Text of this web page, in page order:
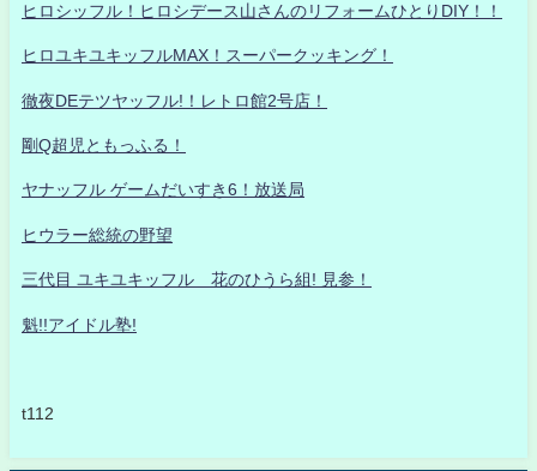
ヒロシッフル！ヒロシデース山さんのリフォームひとりDIY！！
ヒロユキユキッフルMAX！スーパークッキング！
徹夜DEテツヤッフル!！レトロ館2号店！
剛Q超児ともっふる！
ヤナッフル ゲームだいすき6！放送局
ヒウラー総統の野望
三代目 ユキユキッフル 花のひうら組! 見参！
魁!!アイドル塾!
t112